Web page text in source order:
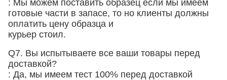
: Мы можем поставить образец если мы имеем
готовые части в запасе, то но клиенты должны
оплатить цену образца и
курьер стоил.
Q7. Вы испытываете все ваши товары перед
доставкой?
: Да, мы имеем тест 100% перед доставкой